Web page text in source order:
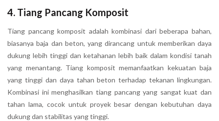
4. Tiang Pancang Komposit
Tiang pancang komposit adalah kombinasi dari beberapa bahan,
biasanya baja dan beton, yang dirancang untuk memberikan daya
dukung lebih tinggi dan ketahanan lebih baik dalam kondisi tanah
yang menantang. Tiang komposit memanfaatkan kekuatan baja
yang tinggi dan daya tahan beton terhadap tekanan lingkungan.
Kombinasi ini menghasilkan tiang pancang yang sangat kuat dan
tahan lama, cocok untuk proyek besar dengan kebutuhan daya
dukung dan stabilitas yang tinggi.